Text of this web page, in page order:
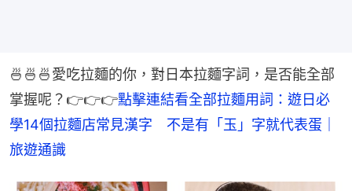
🍜🍜🍜愛吃拉麵的你，對日本拉麵字詞，是否能全部
掌握呢？👉👉👉點擊連結看全部拉麵用詞：遊日必
學14個拉麵店常見漢字　不是有「玉」字就代表蛋｜
旅遊通識